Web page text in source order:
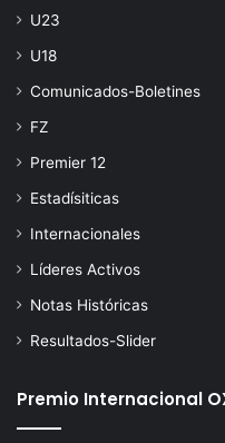
U23
U18
Comunicados-Boletines
FZ
Premier 12
Estadísiticas
Internacionales
Líderes Activos
Notas Históricas
Resultados-Slider
Premio Internacional